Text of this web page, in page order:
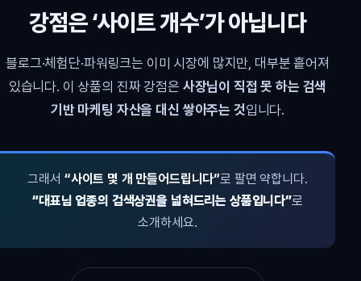
강점은 ‘사이트 개수’가 아닙니다
블로그·체험단·파워링크는 이미 시장에 많지만, 대부분 흩어져
있습니다. 이 상품의 진짜 강점은 사장님이 직접 못 하는 검색
기반 마케팅 자산을 대신 쌓아주는 것입니다.
그래서 “사이트 몇 개 만들어드립니다”로 팔면 약합니다.
“대표님 업종의 검색상권을 넓혀드리는 상품입니다”로
소개하세요.